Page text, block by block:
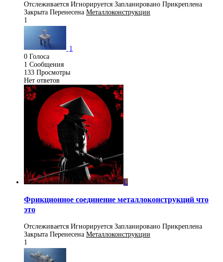
Отслеживается Игнорируется Запланировано Прикреплена
Закрыта Перенесена Металлоконструкции
1
1
0 Голоса
1 Сообщения
133 Просмотры
Нет ответов
L
Фрикционное соединение металлоконструкций что
это
Отслеживается Игнорируется Запланировано Прикреплена
Закрыта Перенесена Металлоконструкции
1